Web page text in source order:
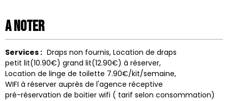
A noter
Services : Draps non fournis Location de draps
petit lit(10.90€) grand lit(12.90€) à réserver
Location de linge de toilette 7.90€/kit/semaine
WIFI à réserver auprès de l'agence réceptive
pré-réservation de boitier wifi ( tarif selon consommation)